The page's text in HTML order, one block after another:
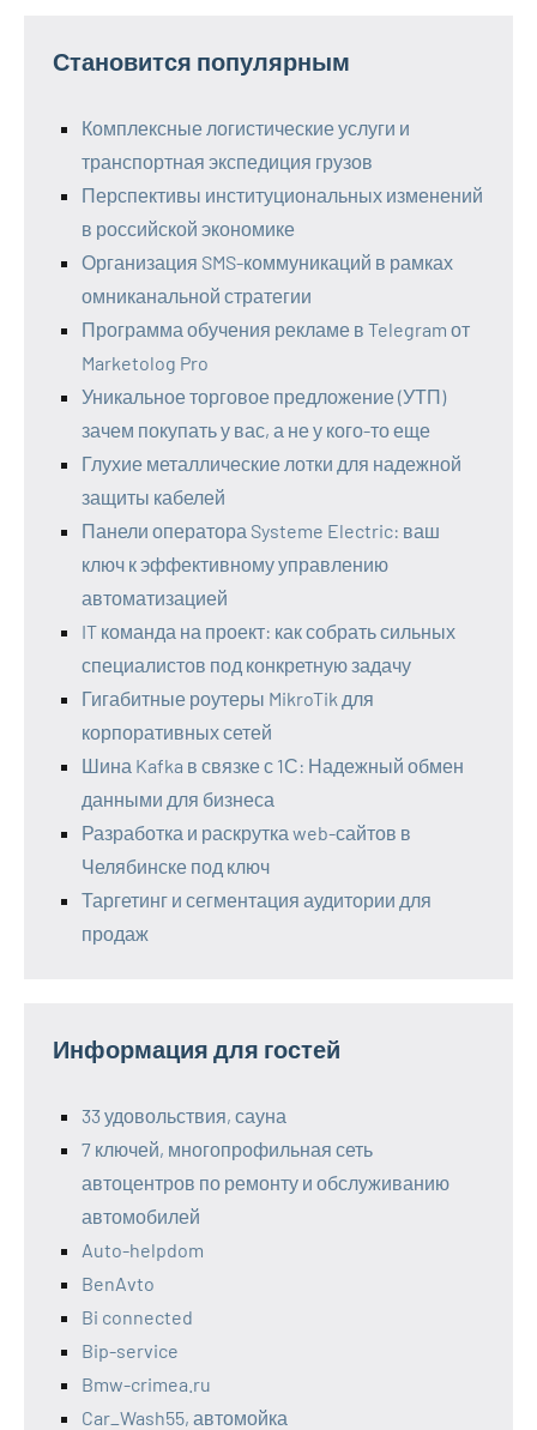
Становится популярным
Комплексные логистические услуги и
транспортная экспедиция грузов
Перспективы институциональных изменений
в российской экономике
Организация SMS-коммуникаций в рамках
омниканальной стратегии
Программа обучения рекламе в Telegram от
Marketolog Pro
Уникальное торговое предложение (УТП)
зачем покупать у вас, а не у кого-то еще
Глухие металлические лотки для надежной
защиты кабелей
Панели оператора Systeme Electric: ваш
ключ к эффективному управлению
автоматизацией
IT команда на проект: как собрать сильных
специалистов под конкретную задачу
Гигабитные роутеры MikroTik для
корпоративных сетей
Шина Kafka в связке с 1С: Надежный обмен
данными для бизнеса
Разработка и раскрутка web-сайтов в
Челябинске под ключ
Таргетинг и сегментация аудитории для
продаж
Информация для гостей
33 удовольствия, сауна
7 ключей, многопрофильная сеть
автоцентров по ремонту и обслуживанию
автомобилей
Auto-helpdom
BenAvto
Bi connected
Bip-service
Bmw-crimea.ru
Car_Wash55, автомойка